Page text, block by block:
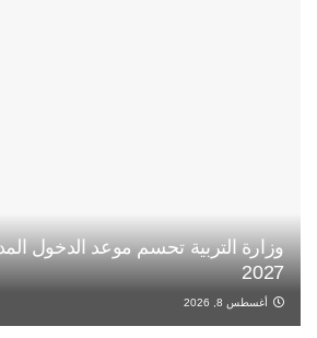
2027
أغسطس 8, 2026